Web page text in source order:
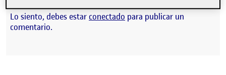
Lo siento, debes estarconectado para publicar un
comentario.